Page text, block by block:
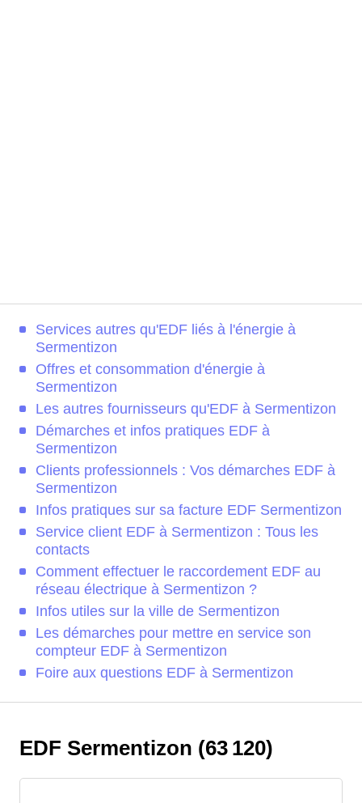
Services autres qu'EDF liés à l'énergie à
Sermentizon
Offres et consommation d'énergie à
Sermentizon
Les autres fournisseurs qu'EDF à Sermentizon
Démarches et infos pratiques EDF à
Sermentizon
Clients professionnels : Vos démarches EDF à
Sermentizon
Infos pratiques sur sa facture EDF Sermentizon
Service client EDF à Sermentizon : Tous les
contacts
Comment effectuer le raccordement EDF au
réseau électrique à Sermentizon ?
Infos utiles sur la ville de Sermentizon
Les démarches pour mettre en service son
compteur EDF à Sermentizon
Foire aux questions EDF à Sermentizon
EDF Sermentizon (63 120)